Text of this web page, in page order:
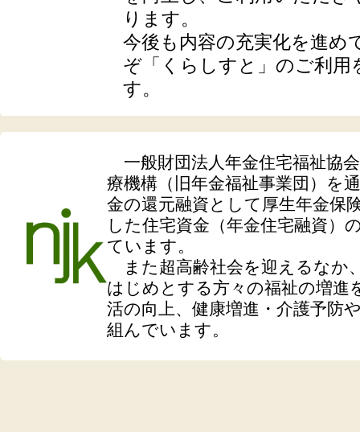
一般財団法人年金住宅福祉協
療機構（旧年金福祉事業団）を
金の還元融資として厚生年金保
した住宅資金（年金住宅融資）
ています。
また超高齢社会を迎えるなか
はじめとする方々の福祉の増進
活の向上、健康増進・介護予防
組んでいます。